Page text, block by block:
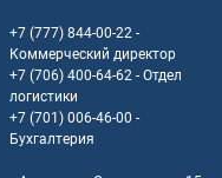
+7 (777) 844-00-22 -
Коммерческий директор
+7 (706) 400-64-62 - Отдел
логистики
+7 (701) 006-46-00 -
Бухгалтерия